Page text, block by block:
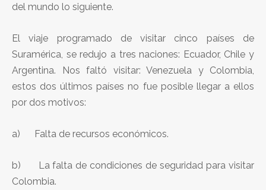
del mundo lo siguiente.
El viaje programado de visitar cinco países de
Suramérica, se redujo a tres naciones: Ecuador, Chile y
Argentina. Nos faltó visitar: Venezuela y Colombia,
estos dos últimos países no fue posible llegar a ellos
por dos motivos:
a) Falta de recursos económicos.
b) La falta de condiciones de seguridad para visitar
Colombia.